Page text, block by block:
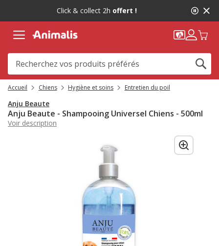
message,
Click & collect 2h offert !
Accueil Chiens Hygiène et soins Entretien du poil
Anju Beaute
Anju Beaute - Shampooing Universel Chiens - 500ml
Voir description